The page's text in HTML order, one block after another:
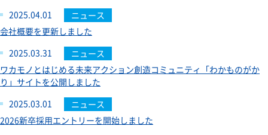
2025.04.01
ニュース
会社概要を更新しました
2025.03.31
ニュース
ワカモノとはじめる未来アクション創造コミュニティ「わかものがか
り」サイトを公開しました
2025.03.01
ニュース
2026新卒採用エントリーを開始しました